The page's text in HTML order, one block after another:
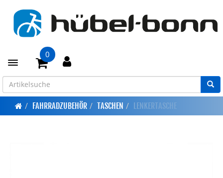
Toggle navigation
0
FAHRRADZUBEHÖR TASCHEN LENKERTASCHE